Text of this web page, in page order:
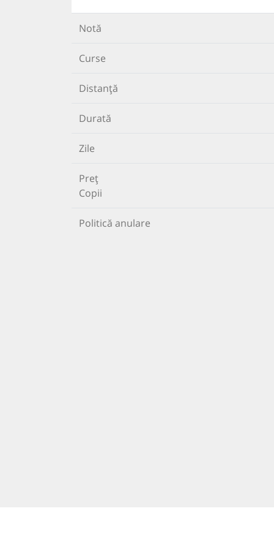
Notă
Curse
Distanță
Durată
Zile
Preț
Copii
Politică anulare